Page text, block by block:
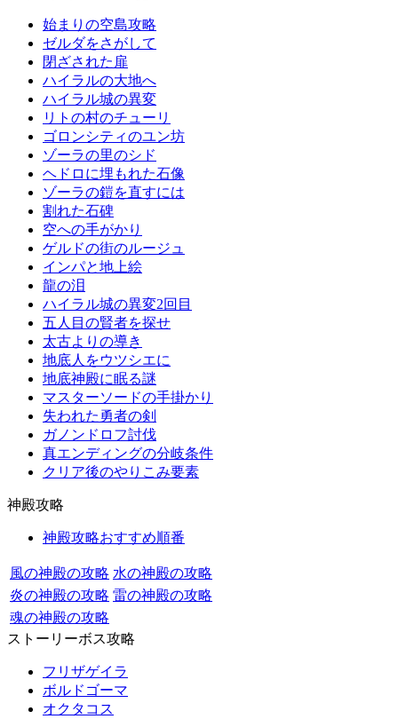
始まりの空島攻略
ゼルダをさがして
閉ざされた扉
ハイラルの大地へ
ハイラル城の異変
リトの村のチューリ
ゴロンシティのユン坊
ゾーラの里のシド
ヘドロに埋もれた石像
ゾーラの鎧を直すには
割れた石碑
空への手がかり
ゲルドの街のルージュ
インパと地上絵
龍の泪
ハイラル城の異変2回目
五人目の賢者を探せ
太古よりの導き
地底人をウツシエに
地底神殿に眠る謎
マスターソードの手掛かり
失われた勇者の剣
ガノンドロフ討伐
真エンディングの分岐条件
クリア後のやりこみ要素
神殿攻略
神殿攻略おすすめ順番
風の神殿の攻略 水の神殿の攻略
炎の神殿の攻略 雷の神殿の攻略
魂の神殿の攻略
ストーリーボス攻略
フリザゲイラ
ボルドゴーマ
オクタコス